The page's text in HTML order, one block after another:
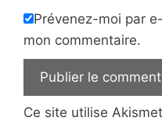
Prévenez-moi par
mon commentaire.
Ce site utilise